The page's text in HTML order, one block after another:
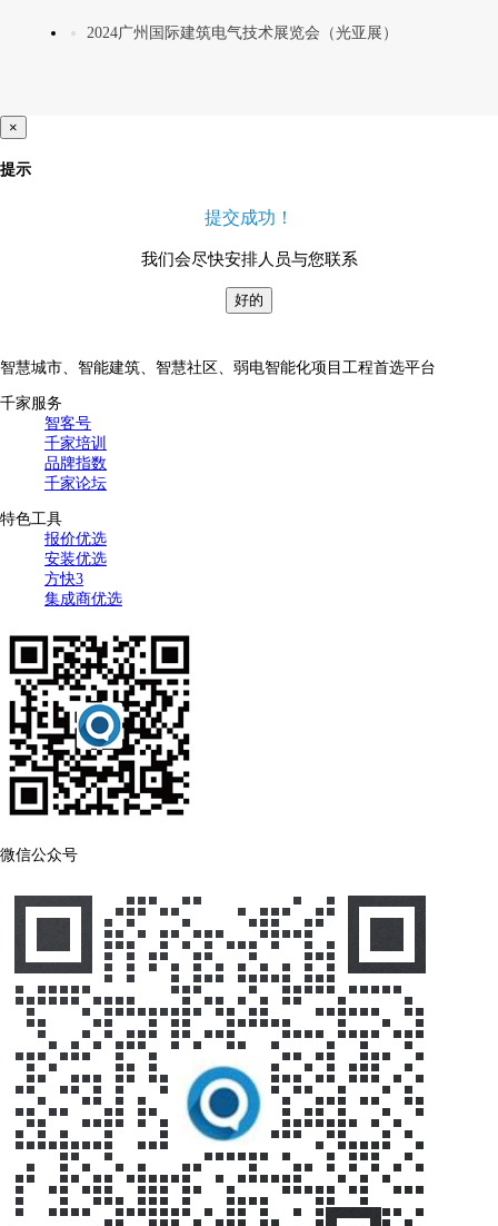
2024广州国际建筑电气技术展览会（光亚展）
×
提示
提交成功！
我们会尽快安排人员与您联系
好的
智慧城市、智能建筑、智慧社区、弱电智能化项目工程首选平台
千家服务
智客号
千家培训
品牌指数
千家论坛
特色工具
报价优选
安装优选
方快3
集成商优选
微信公众号